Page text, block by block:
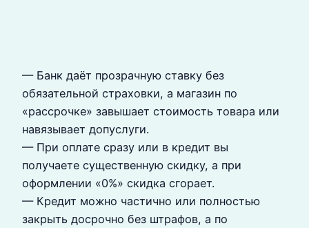
— Банк даёт прозрачную ставку без
обязательной страховки, а магазин по
«рассрочке» завышает стоимость товара или
навязывает допуслуги.
— При оплате сразу или в кредит вы
получаете существенную скидку, а при
оформлении «0%» скидка сгорает.
— Кредит можно частично или полностью
закрыть досрочно без штрафов, а по